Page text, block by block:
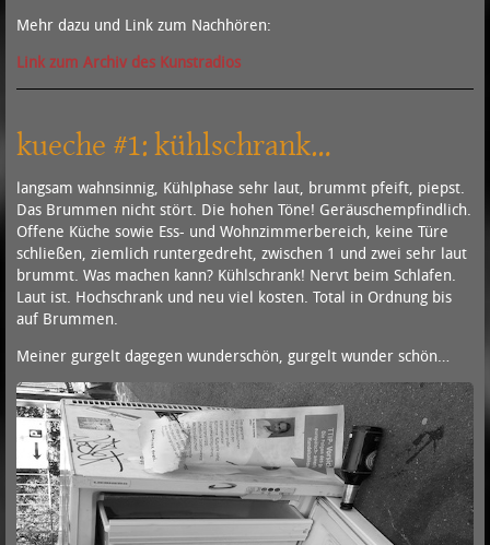
Mehr dazu und Link zum Nachhören:
Link zum Archiv des Kunstradios
kueche #1: kühlschrank…
langsam wahnsinnig, Kühlphase sehr laut, brummt pfeift, piepst.
Das Brummen nicht stört. Die hohen Töne! Geräuschempfindlich.
Offene Küche sowie Ess- und Wohnzimmerbereich, keine Türe
schließen, ziemlich runtergedreht, zwischen 1 und zwei sehr laut
brummt. Was machen kann? Kühlschrank! Nervt beim Schlafen.
Laut ist. Hochschrank und neu viel kosten. Total in Ordnung bis
auf Brummen.
Meiner gurgelt dagegen wunderschön, gurgelt wunder schön…